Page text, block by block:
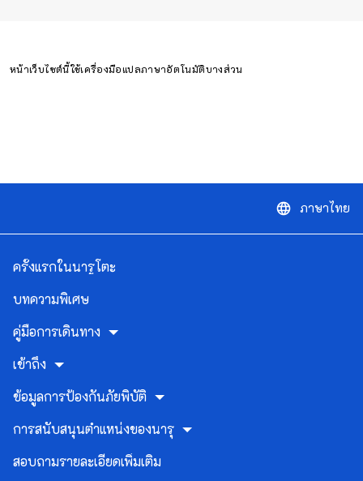
หน้าเว็บไซต์นี้ใช้เครื่องมือแปลภาษาอัตโนมัติบางส่วน
language ภาษาไทย
ครั้งแรกในนารูโตะ
บทความพิเศษ
คู่มือการเดินทาง
เข้าถึง
ข้อมูลการป้องกันภัยพิบัติ
การสนับสนุนตำแหน่งของนารุ
สอบถามรายละเอียดเพิ่มเติม